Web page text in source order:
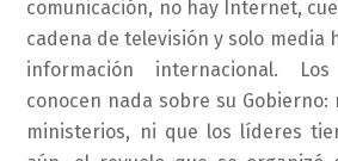
comunicación, no hay Internet,
cadena de televisión y solo media
información internacional.
conocen nada sobre su
ministerios, ni que los líderes